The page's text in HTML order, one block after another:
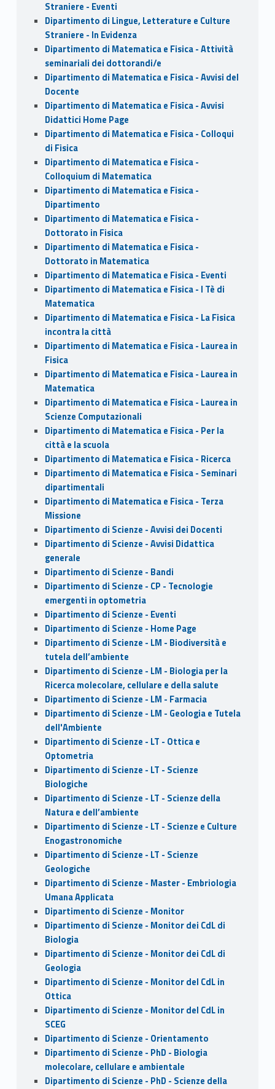
Straniere - Eventi
Dipartimento di Lingue, Letterature e Culture
Straniere - In Evidenza
Dipartimento di Matematica e Fisica - Attività
seminariali dei dottorandi/e
Dipartimento di Matematica e Fisica - Avvisi del
Docente
Dipartimento di Matematica e Fisica - Avvisi
Didattici Home Page
Dipartimento di Matematica e Fisica - Colloqui
di Fisica
Dipartimento di Matematica e Fisica -
Colloquium di Matematica
Dipartimento di Matematica e Fisica -
Dipartimento
Dipartimento di Matematica e Fisica -
Dottorato in Fisica
Dipartimento di Matematica e Fisica -
Dottorato in Matematica
Dipartimento di Matematica e Fisica - Eventi
Dipartimento di Matematica e Fisica - I Tè di
Matematica
Dipartimento di Matematica e Fisica - La Fisica
incontra la città
Dipartimento di Matematica e Fisica - Laurea in
Fisica
Dipartimento di Matematica e Fisica - Laurea in
Matematica
Dipartimento di Matematica e Fisica - Laurea in
Scienze Computazionali
Dipartimento di Matematica e Fisica - Per la
città e la scuola
Dipartimento di Matematica e Fisica - Ricerca
Dipartimento di Matematica e Fisica - Seminari
dipartimentali
Dipartimento di Matematica e Fisica - Terza
Missione
Dipartimento di Scienze - Avvisi dei Docenti
Dipartimento di Scienze - Avvisi Didattica
generale
Dipartimento di Scienze - Bandi
Dipartimento di Scienze - CP - Tecnologie
emergenti in optometria
Dipartimento di Scienze - Eventi
Dipartimento di Scienze - Home Page
Dipartimento di Scienze - LM - Biodiversità e
tutela dell’ambiente
Dipartimento di Scienze - LM - Biologia per la
Ricerca molecolare, cellulare e della salute
Dipartimento di Scienze - LM - Farmacia
Dipartimento di Scienze - LM - Geologia e Tutela
dell'Ambiente
Dipartimento di Scienze - LT - Ottica e
Optometria
Dipartimento di Scienze - LT - Scienze
Biologiche
Dipartimento di Scienze - LT - Scienze della
Natura e dell’ambiente
Dipartimento di Scienze - LT - Scienze e Culture
Enogastronomiche
Dipartimento di Scienze - LT - Scienze
Geologiche
Dipartimento di Scienze - Master - Embriologia
Umana Applicata
Dipartimento di Scienze - Monitor
Dipartimento di Scienze - Monitor dei CdL di
Biologia
Dipartimento di Scienze - Monitor dei CdL di
Geologia
Dipartimento di Scienze - Monitor del CdL in
Ottica
Dipartimento di Scienze - Monitor del CdL in
SCEG
Dipartimento di Scienze - Orientamento
Dipartimento di Scienze - PhD - Biologia
molecolare, cellulare e ambientale
Dipartimento di Scienze - PhD - Scienze della